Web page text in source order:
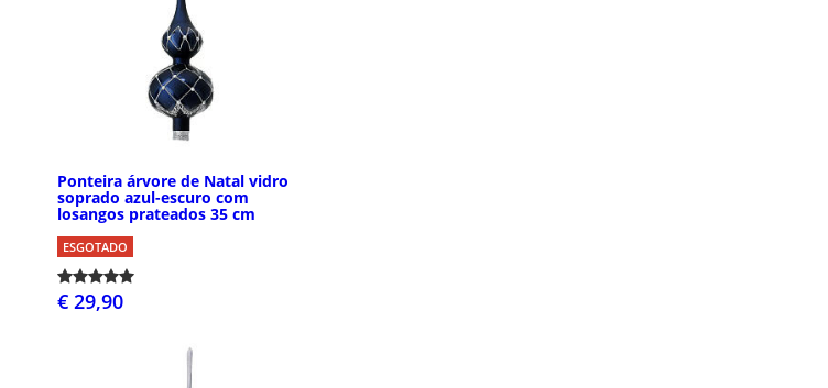
Ponteira árvore de Natal vidro
soprado azul-escuro com
losangos prateados 35 cm
ESGOTADO
€ 29,90